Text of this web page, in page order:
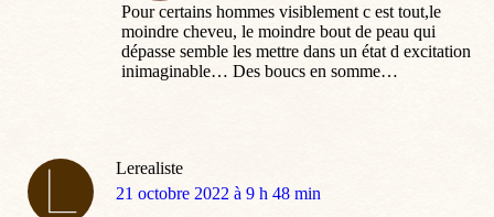
Pour certains hommes visiblement c est tout,le
moindre cheveu, le moindre bout de peau qui
dépasse semble les mettre dans un état d excitation
inimaginable… Des boucs en somme…
Lerealiste
dit
21 octobre 2022 à 9 h 48 min